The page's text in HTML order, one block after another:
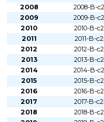
2008
2008-B-
2009
2009-B-
2010
2010-B-
2011
2011-B-
2012
2012-B-
2013
2013-B-
2014
2014-B-
2015
2015-B-
2016
2016-B-
2017
2017-B-
2018
2018-B-